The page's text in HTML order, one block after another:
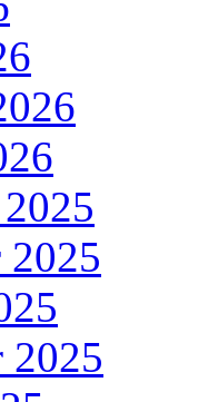
2025
2025